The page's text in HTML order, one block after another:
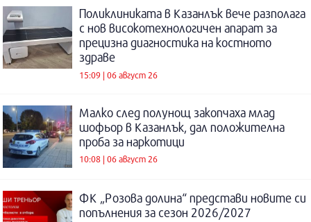
Поликлиниката в Казанлък вече разполага
с нов високотехнологичен апарат за
прецизна диагностика на костното
здраве
15:09 | 06 август 26
Малко след полунощ закопчаха млад
шофьор в Казанлък, дал положителна
проба за наркотици
10:08 | 06 август 26
ФК „Розова долина“ представи новите си
попълнения за сезон 2026/2027